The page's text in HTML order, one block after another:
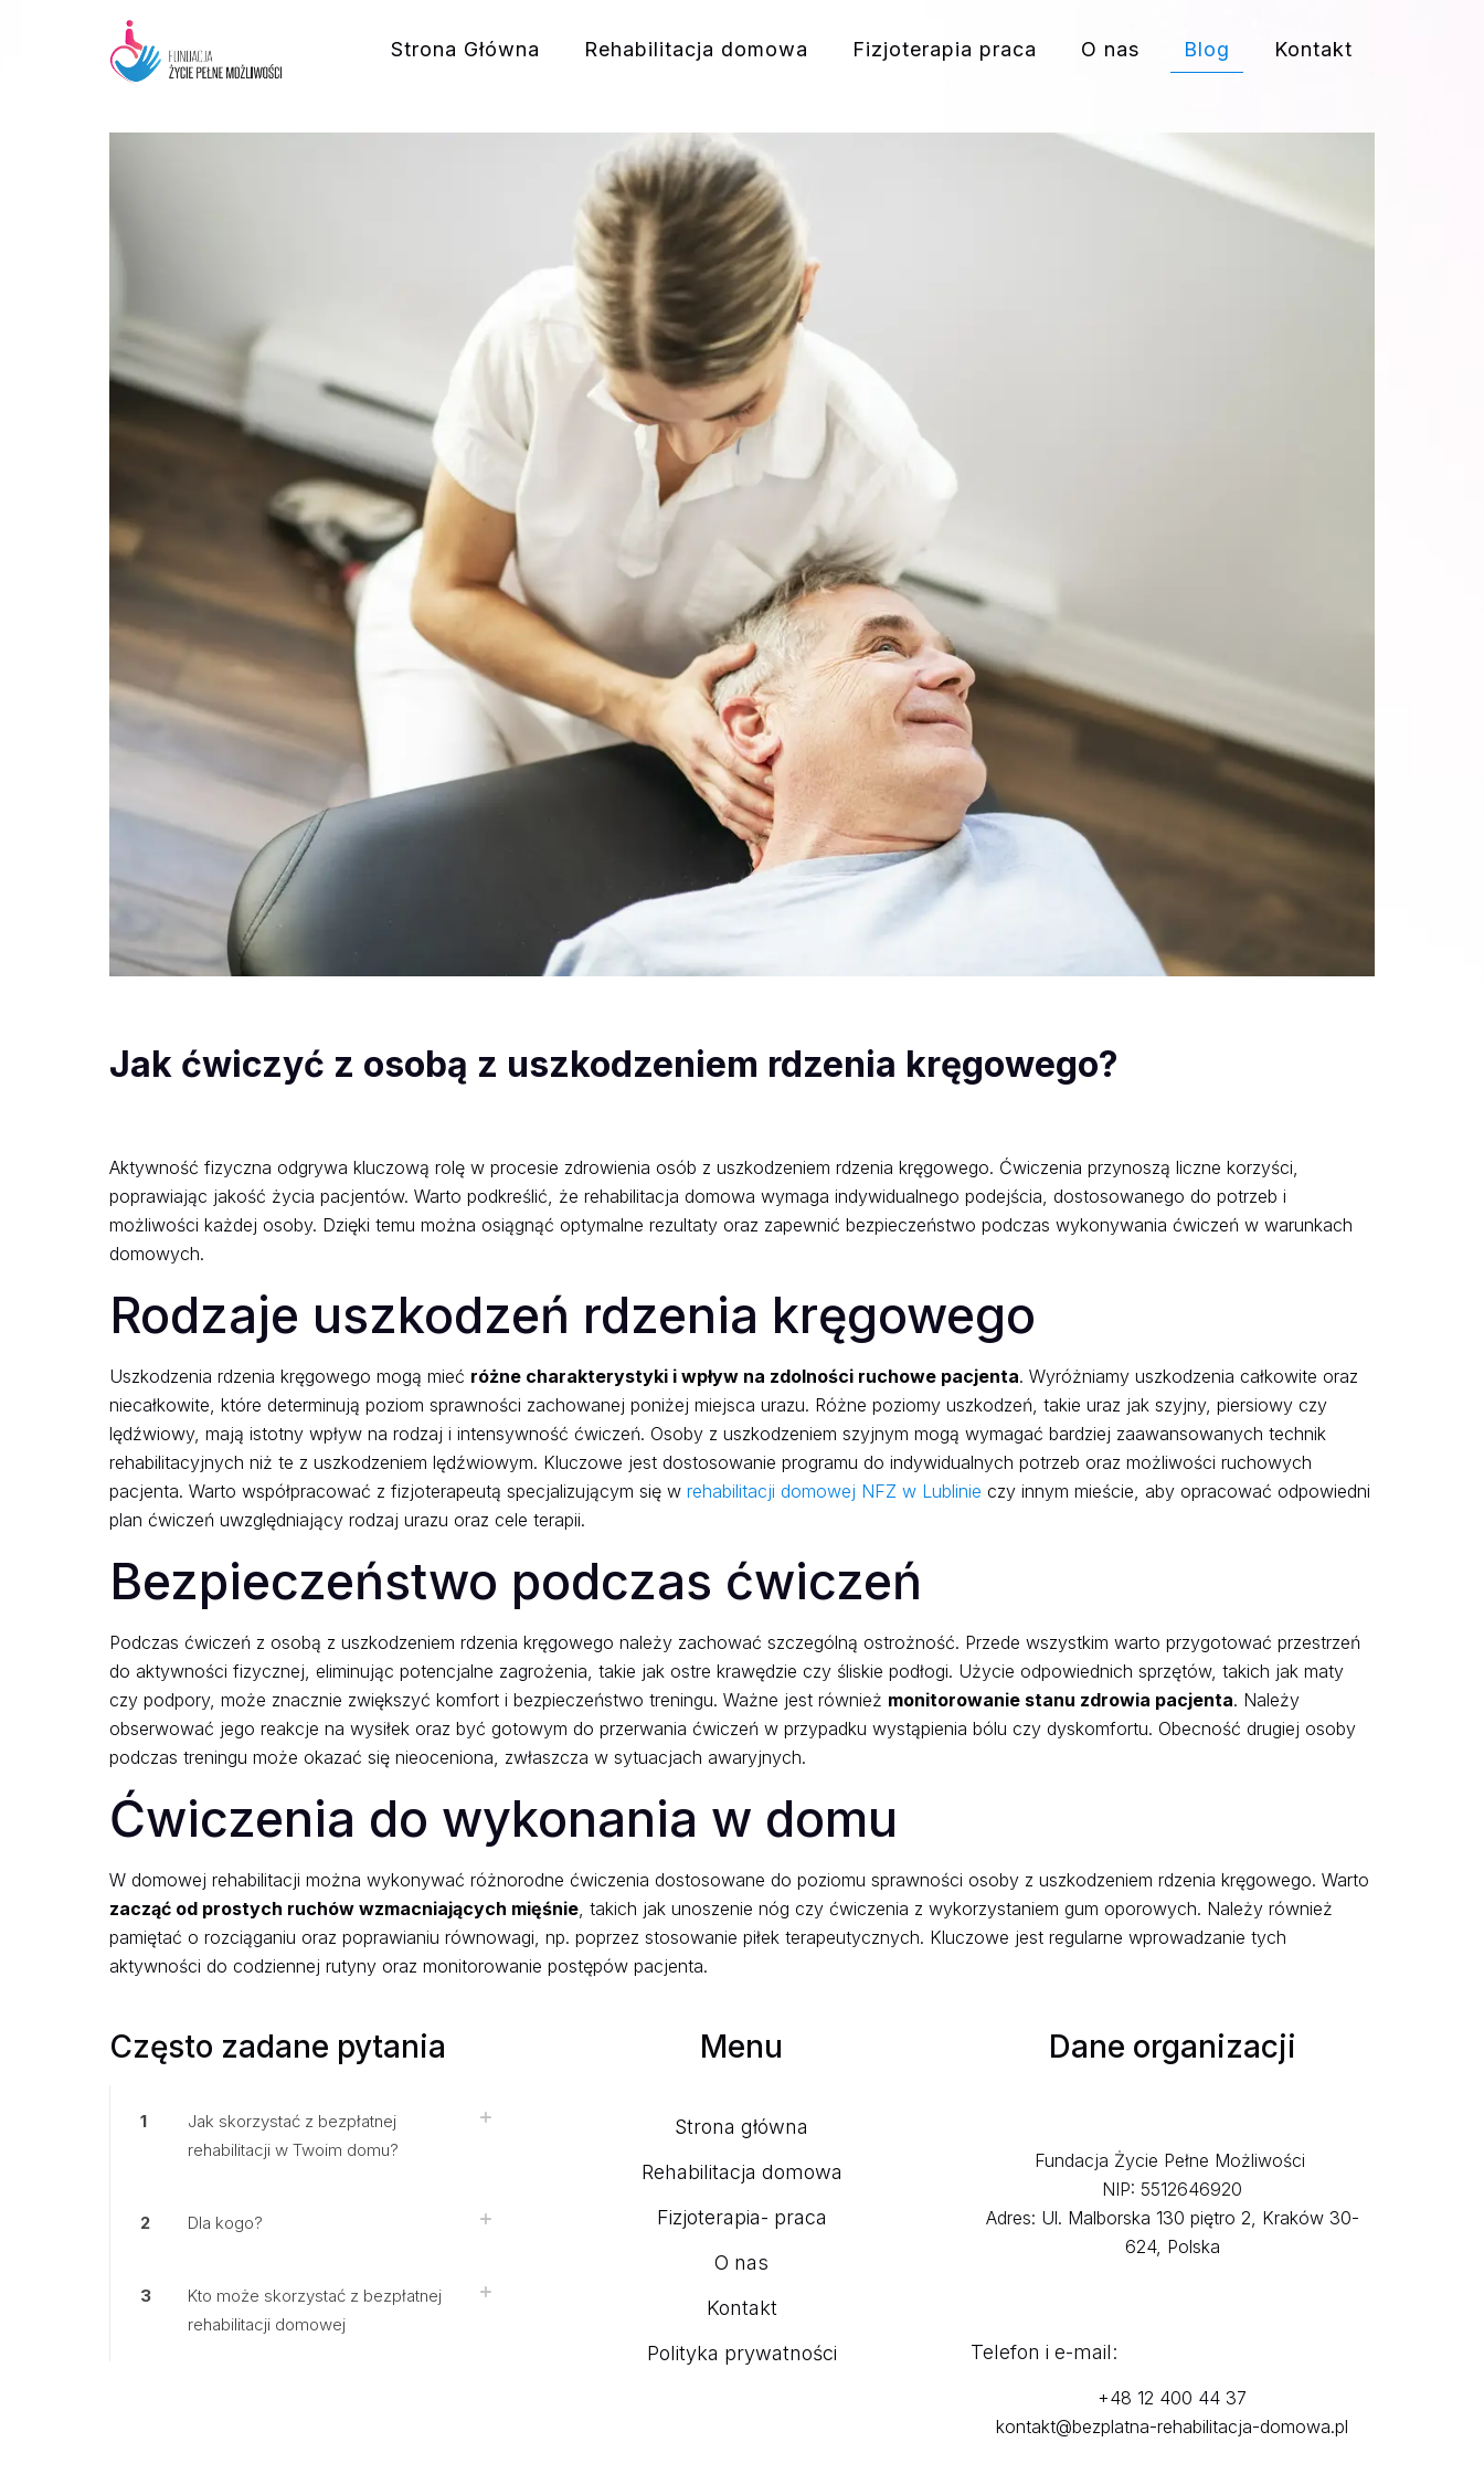
Strona Główna Rehabilitacja domowa Fizjoterapia praca O nas Blog Kontakt
Jak ćwiczyć z osobą z uszkodzeniem rdzenia kręgowego?
Aktywność fizyczna odgrywa kluczową rolę w procesie zdrowienia osób z uszkodzeniem rdzenia kręgowego. Ćwiczenia przynoszą liczne korzyści,
poprawiając jakość życia pacjentów. Warto podkreślić, że rehabilitacja domowa wymaga indywidualnego podejścia, dostosowanego do potrzeb i
możliwości każdej osoby. Dzięki temu można osiągnąć optymalne rezultaty oraz zapewnić bezpieczeństwo podczas wykonywania ćwiczeń w warunkach
domowych.
Rodzaje uszkodzeń rdzenia kręgowego
Uszkodzenia rdzenia kręgowego mogą mieć różne charakterystyki i wpływ na zdolności ruchowe pacjenta. Wyróżniamy uszkodzenia całkowite oraz
niecałkowite, które determinują poziom sprawności zachowanej poniżej miejsca urazu. Różne poziomy uszkodzeń, takie uraz jak szyjny, piersiowy czy
lędźwiowy, mają istotny wpływ na rodzaj i intensywność ćwiczeń. Osoby z uszkodzeniem szyjnym mogą wymagać bardziej zaawansowanych technik
rehabilitacyjnych niż te z uszkodzeniem lędźwiowym. Kluczowe jest dostosowanie programu do indywidualnych potrzeb oraz możliwości ruchowych
pacjenta. Warto współpracować z fizjoterapeutą specjalizującym się w rehabilitacji domowej NFZ w Lublinie czy innym mieście, aby opracować odpowiedni
plan ćwiczeń uwzględniający rodzaj urazu oraz cele terapii.
Bezpieczeństwo podczas ćwiczeń
Podczas ćwiczeń z osobą z uszkodzeniem rdzenia kręgowego należy zachować szczególną ostrożność. Przede wszystkim warto przygotować przestrzeń
do aktywności fizycznej, eliminując potencjalne zagrożenia, takie jak ostre krawędzie czy śliskie podłogi. Użycie odpowiednich sprzętów, takich jak maty
czy podpory, może znacznie zwiększyć komfort i bezpieczeństwo treningu. Ważne jest również monitorowanie stanu zdrowia pacjenta. Należy
obserwować jego reakcje na wysiłek oraz być gotowym do przerwania ćwiczeń w przypadku wystąpienia bólu czy dyskomfortu. Obecność drugiej osoby
podczas treningu może okazać się nieoceniona, zwłaszcza w sytuacjach awaryjnych.
Ćwiczenia do wykonania w domu
W domowej rehabilitacji można wykonywać różnorodne ćwiczenia dostosowane do poziomu sprawności osoby z uszkodzeniem rdzenia kręgowego. Warto
zacząć od prostych ruchów wzmacniających mięśnie, takich jak unoszenie nóg czy ćwiczenia z wykorzystaniem gum oporowych. Należy również
pamiętać o rozciąganiu oraz poprawianiu równowagi, np. poprzez stosowanie piłek terapeutycznych. Kluczowe jest regularne wprowadzanie tych
aktywności do codziennej rutyny oraz monitorowanie postępów pacjenta.
Często zadane pytania
1
Jak skorzystać z bezpłatnej
rehabilitacji w Twoim domu?
2 Dla kogo?
3
Kto może skorzystać z bezpłatnej
rehabilitacji domowej
Menu
Strona główna
Rehabilitacja domowa
Fizjoterapia- praca
O nas
Kontakt
Polityka prywatności
Dane organizacji
Fundacja Życie Pełne Możliwości
NIP: 5512646920
Adres: Ul. Malborska 130 piętro 2, Kraków 30-
624, Polska
Telefon i e-mail:
+48 12 400 44 37
kontakt@bezplatna-rehabilitacja-domowa.pl